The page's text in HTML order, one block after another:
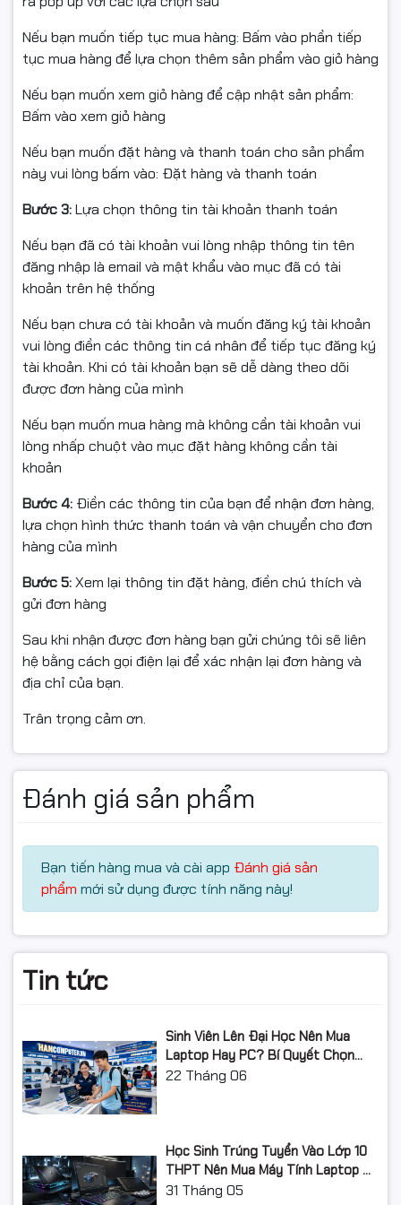
Trình duyệt Microsoft Edge: Tốc độ vượt trội, tích hợp
sẵn các công cụ bảo mật và mua sắm an toàn.
Kho ứng dụng Microsoft Store mới:Nơi hội tụ của hàng
ngàn ứng dụng giải trí và làm việc hấp dẫn.
3. Bảo mật cấp độ doanh
nghiệp
Với Windows 11 Pro, dữ liệu của bạn luôn được bảo vệ an
toàn nhờ:
Cơ chế Zero Trust:Bảo vệ quyền truy cập và dữ liệu dù
bạn làm việc ở bất cứ đâu (văn phòng, quán cafe hay
tại nhà).
Quản lý đám mây:Giúp việc triển khai và quản lý ứng
dụng trở nên dễ dàng, phù hợp cho cả môi trường làm
việc từ xa.
Nếu bạn muốn tiếp tục mua hàng: Bấm vào phần tiếp
tục mua hàng để lựa chọn thêm sản phẩm vào giỏ hàng
Nếu bạn muốn xem giỏ hàng để cập nhật sản phẩm:
Bấm vào xem giỏ hàng
Nếu bạn muốn đặt hàng và thanh toán cho sản phẩm
này vui lòng bấm vào: Đặt hàng và thanh toán
Bước 3:Lựa chọn thông tin tài khoản thanh toán
Nếu bạn đã có tài khoản vui lòng nhập thông tin tên
đăng nhập là email và mật khẩu vào mục đã có tài
khoản trên hệ thống
Nếu bạn chưa có tài khoản và muốn đăng ký tài khoản
vui lòng điền các thông tin cá nhân để tiếp tục đăng ký
tài khoản. Khi có tài khoản bạn sẽ dễ dàng theo dõi
được đơn hàng của mình
Nếu bạn muốn mua hàng mà không cần tài khoản vui
lòng nhấp chuột vào mục đặt hàng không cần tài
khoản
Bước 4: Điền các thông tin của bạn để nhận đơn hàng,
lựa chọn hình thức thanh toán và vận chuyển cho đơn
hàng của mình
Bước 5:Xem lại thông tin đặt hàng, điền chú thích và
gửi đơn hàng
Sau khi nhận được đơn hàng bạn gửi chúng tôi sẽ liên
hệ bằng cách gọi điện lại để xác nhận lại đơn hàng và
địa chỉ của bạn.
Trân trọng cảm ơn.
Đánh giá sản phẩm
Bạn tiến hàng mua và cài app Đánh giá sản
phẩm mới sử dụng được tính năng này!
Tin tức
Sinh Viên Lên Đại Học Nên Mua
Laptop Hay PC? Bí Quyết Chọn
Máy Tính Đúng Nhu Cầu, Không
22 Tháng 06
Học Sinh Trúng Tuyển Vào Lớp 10
THPT Nên Mua Máy Tính Laptop Gì
Năm Học 2026 - 2027?
31 Tháng 05